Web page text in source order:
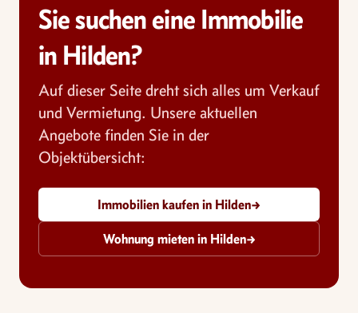
Sie suchen eine Immobilie
in Hilden?
Auf dieser Seite dreht sich alles um Verkauf
und Vermietung. Unsere aktuellen
Angebote finden Sie in der
Objektübersicht:
Immobilien kaufen in Hilden→
Wohnung mieten in Hilden→